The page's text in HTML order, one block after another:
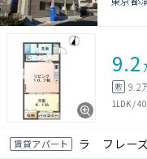
9.2
敷 9.2
1LDK/
賃貸アパート ラ フレー